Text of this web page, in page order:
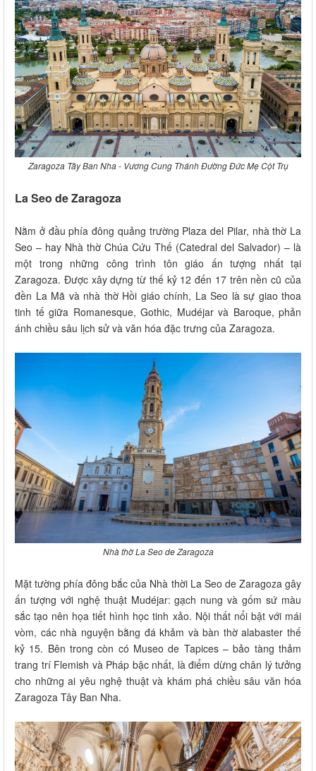
Zaragoza Tây Ban Nha - Vương Cung Thánh Đường Đức Mẹ Cột Trụ
La Seo de Zaragoza
Nằm ở đầu phía đông quảng trường Plaza del Pilar, nhà thờ La
Seo – hay Nhà thờ Chúa Cứu Thế (Catedral del Salvador) – là
một trong những công trình tôn giáo ấn tượng nhất tại
Zaragoza. Được xây dựng từ thế kỷ 12 đến 17 trên nền cũ của
đền La Mã và nhà thờ Hồi giáo chính, La Seo là sự giao thoa
tinh tế giữa Romanesque, Gothic, Mudéjar và Baroque, phản
ánh chiều sâu lịch sử và văn hóa đặc trưng của Zaragoza.
Nhà thờ La Seo de Zaragoza
Mặt tường phía đông bắc của Nhà thời La Seo de Zaragoza gây
ấn tượng với nghệ thuật Mudéjar: gạch nung và gốm sứ màu
sắc tạo nên họa tiết hình học tinh xảo. Nội thất nổi bật với mái
vòm, các nhà nguyện bằng đá khảm và bàn thờ alabaster thế
kỷ 15. Bên trong còn có Museo de Tapices – bảo tàng thảm
trang trí Flemish và Pháp bậc nhất, là điểm dừng chân lý tưởng
cho những ai yêu nghệ thuật và khám phá chiều sâu văn hóa
Zaragoza Tây Ban Nha.